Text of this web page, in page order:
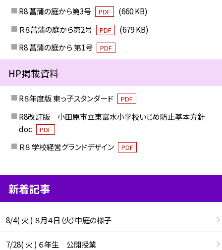
R8 菖蒲の庭から第3号
PDF
(660 KB)
Ｒ８菖蒲の庭から第2号
PDF
(679 KB)
R8 菖蒲の庭から 第1号
PDF
HP掲載資料
R８年度版 東っ子スタンダード PDF
R8改訂版 小田原市立東富水小学校いじめ防止基本方針
doc
PDF
Ｒ８ 学校経営グランドデザイン PDF
新着記事
8/4( 火 ) ８月４日（火）中庭の様子
7/28( 火 ) ６年生 公開授業